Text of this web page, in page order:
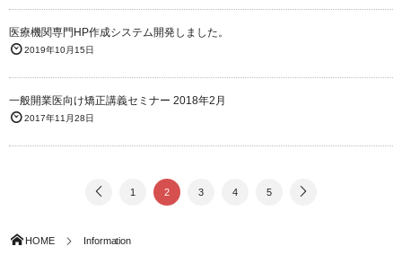
医療機関専門HP作成システム開発しました。
2019年10月15日
一般開業医向け矯正講義セミナー 2018年2月
2017年11月28日
1 2 3 4 5
HOME Information